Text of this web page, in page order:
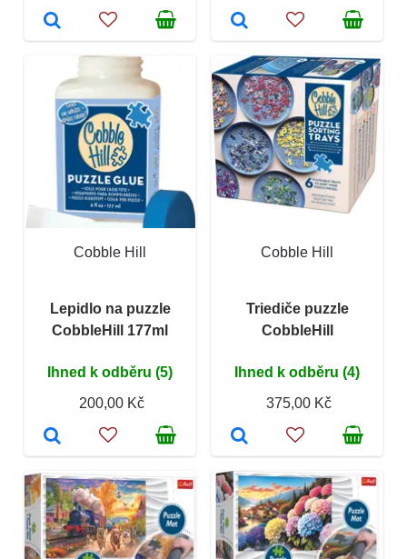
Cobble Hill
Lepidlo na puzzle
CobbleHill 177ml
Ihned k odběru (5)
200,00 Kč
Cobble Hill
Triediče puzzle
CobbleHill
Ihned k odběru (4)
375,00 Kč